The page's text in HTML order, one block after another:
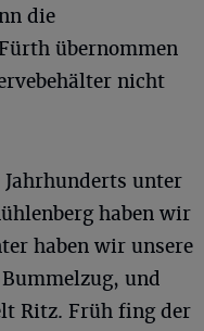
die
übernommen
nicht
unter
haben wir
haben wir unsere
und
Ritz. Früh fing der